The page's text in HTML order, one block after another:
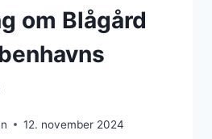
om Blågård
12. november 2024